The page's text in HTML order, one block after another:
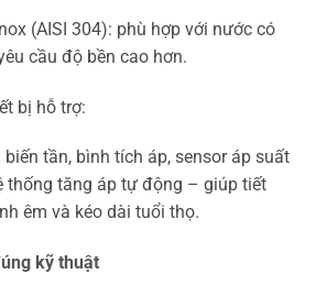
(AISI 304): phù hợp với nước có
cầu độ bền cao hơn.
bị hỗ trợ:
biến tần, bình tích áp, sensor áp suất
thống tăng áp tự động – giúp tiết
êm và kéo dài tuổi thọ.
kỹ thuật